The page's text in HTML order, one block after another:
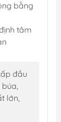
bằng
tâm
đầu
lớn,